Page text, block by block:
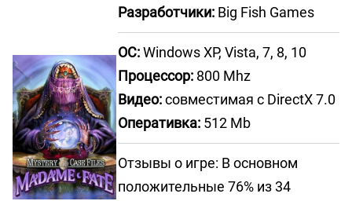
Разработчики: Big Fish Games
ОС:Windows XP, Vista, 7, 8, 10
Процессор: 800 Mhz
Видео:совместимая с DirectX 7.0
Оперативка: 512 Mb
Отзывы о игре: В основном
положительные 76% из 34